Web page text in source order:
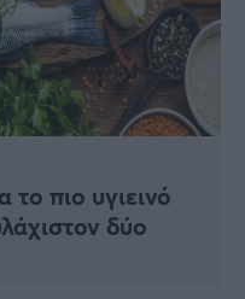
πιο υγιεινό
δύο